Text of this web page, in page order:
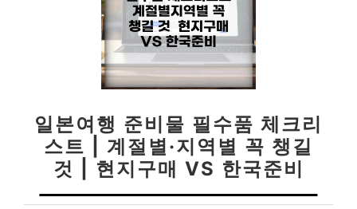
일본여행 준비물 필수품 체크리
스트 | 계절별·지역별 꼭 챙길
것 | 현지구매 VS 한국준비